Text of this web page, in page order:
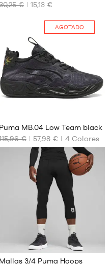
€ 15,13 €
AGOTADO
Puma MB.04 Low Team black
€
57,98 € 4Colores
Mallas 3/4 Puma Hoops